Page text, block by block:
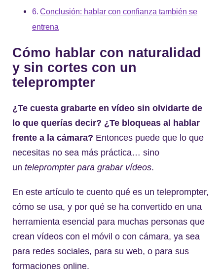
Conclusión: hablar con confianza también se
entrena
Cómo hablar con naturalidad
y sin cortes con un
teleprompter
¿Te cuesta grabarte en vídeo sin olvidarte de
lo que querías decir? ¿Te bloqueas al hablar
frente a la cámara? Entonces puede que lo que
necesitas no sea más práctica… sino
un teleprompter para grabar vídeos.
En este artículo te cuento qué es un teleprompter,
cómo se usa, y por qué se ha convertido en una
herramienta esencial para muchas personas que
crean vídeos con el móvil o con cámara, ya sea
para redes sociales, para su web, o para sus
formaciones online.